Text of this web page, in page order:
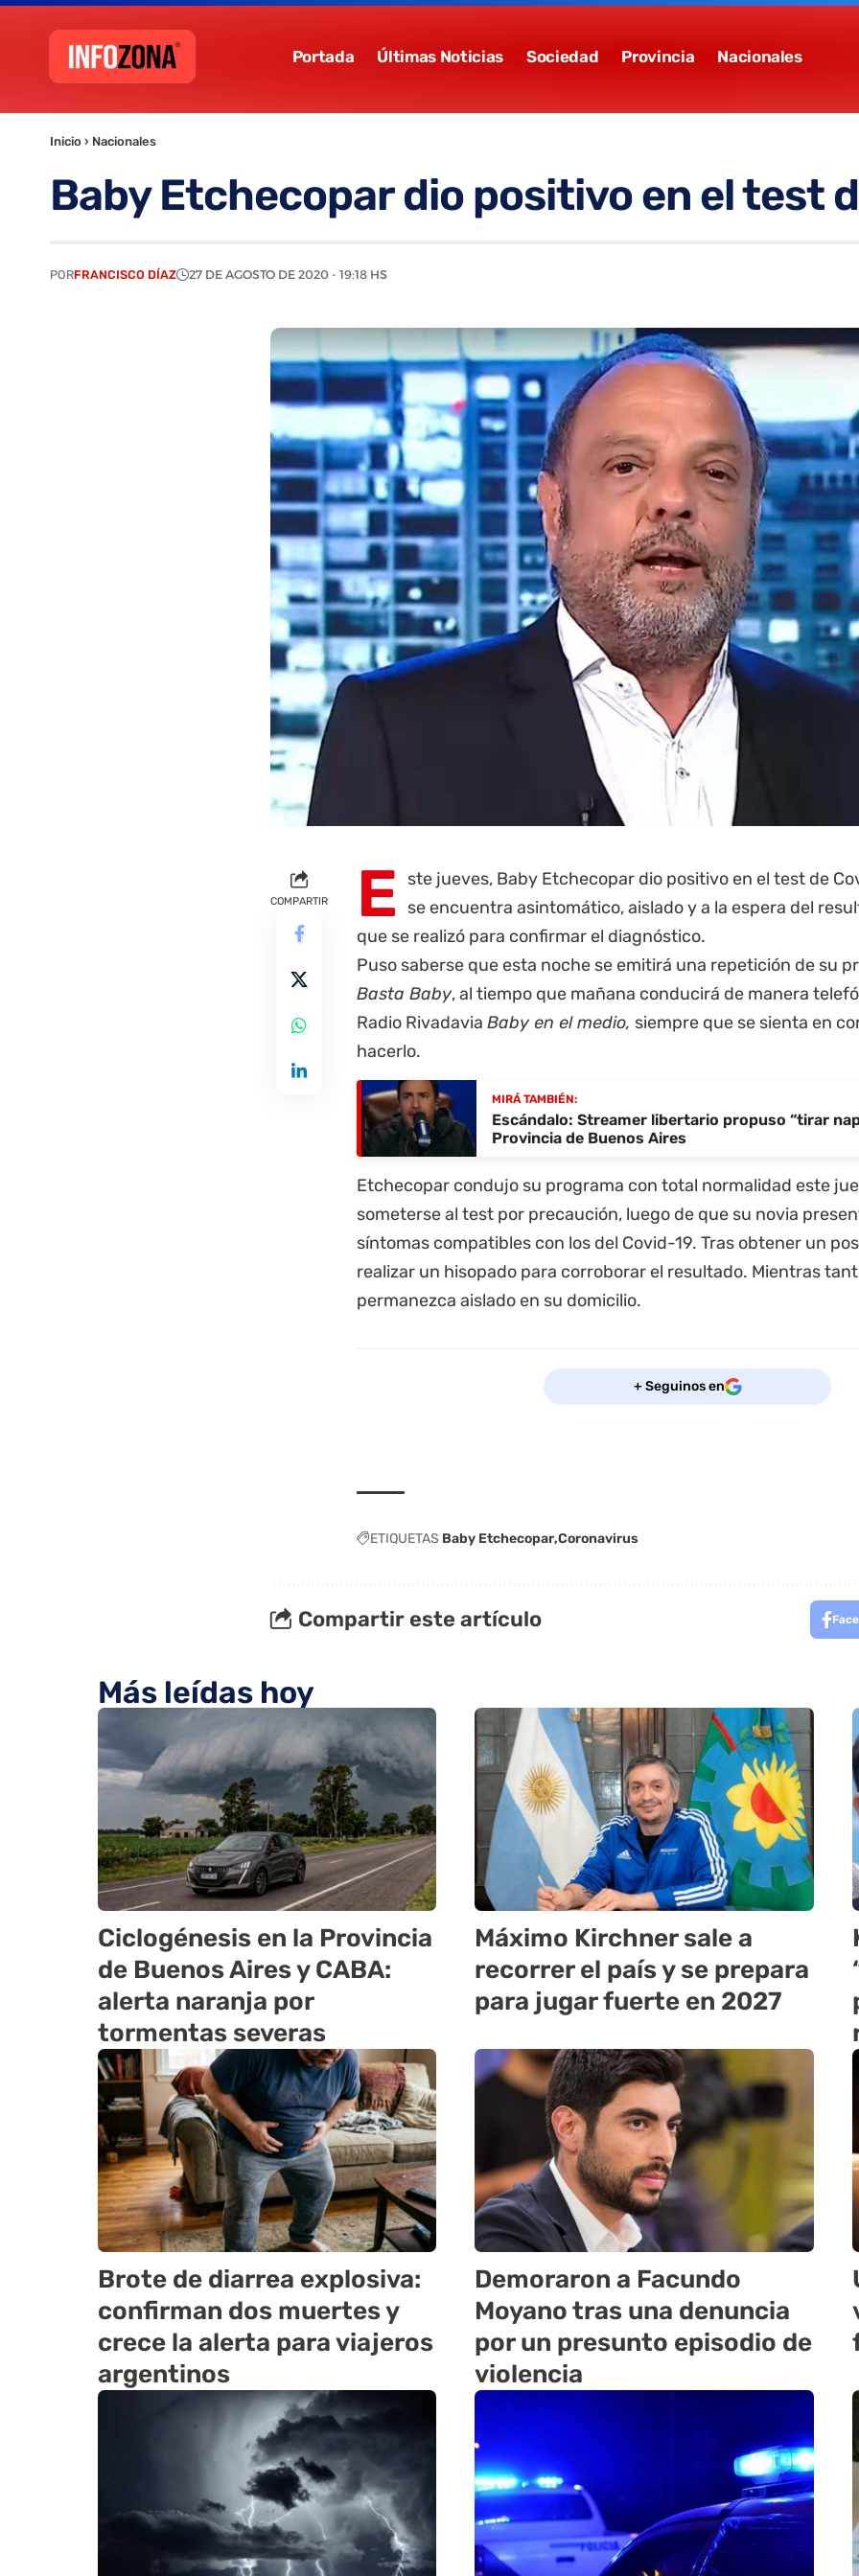
Portada Últimas Noticias Sociedad Provincia Nacionales
Inicio › Nacionales
Baby Etchecopar dio positivo en el test
PORFRANCISCO DÍAZ 27 DE AGOSTO DE 2020 - 19:18 HS
COMPARTIR E
ste jueves, Baby Etchecopar dio positivo en el test de
se encuentra asintomático, aislado y a la espera del
que se realizó para confirmar el diagnóstico.
Puso saberse que esta noche se emitirá una repetición de su
Basta Baby, al tiempo que mañana conducirá de manera
Radio Rivadavia Baby en el medio, siempre que se sienta en
hacerlo.
MIRÁ TAMBIÉN:
Escándalo: Streamer libertario propuso “tirar
Provincia de Buenos Aires
Etchecopar condujo su programa con total normalidad este
someterse al test por precaución, luego de que su novia
síntomas compatibles con los del Covid-19. Tras obtener un
realizar un hisopado para corroborar el resultado. Mientras
permanezca aislado en su domicilio.
+ Seguinos en
ETIQUETAS Baby Etchecopar Coronavirus
Compartir este artículo
Más leídas hoy
Ciclogénesis en la Provincia
de Buenos Aires y CABA:
alerta naranja por
tormentas severas
Máximo Kirchner sale a
recorrer el país y se prepara
para jugar fuerte en 2027
Brote de diarrea explosiva:
confirman dos muertes y
crece la alerta para viajeros
argentinos
Demoraron a Facundo
Moyano tras una denuncia
por un presunto episodio de
violencia